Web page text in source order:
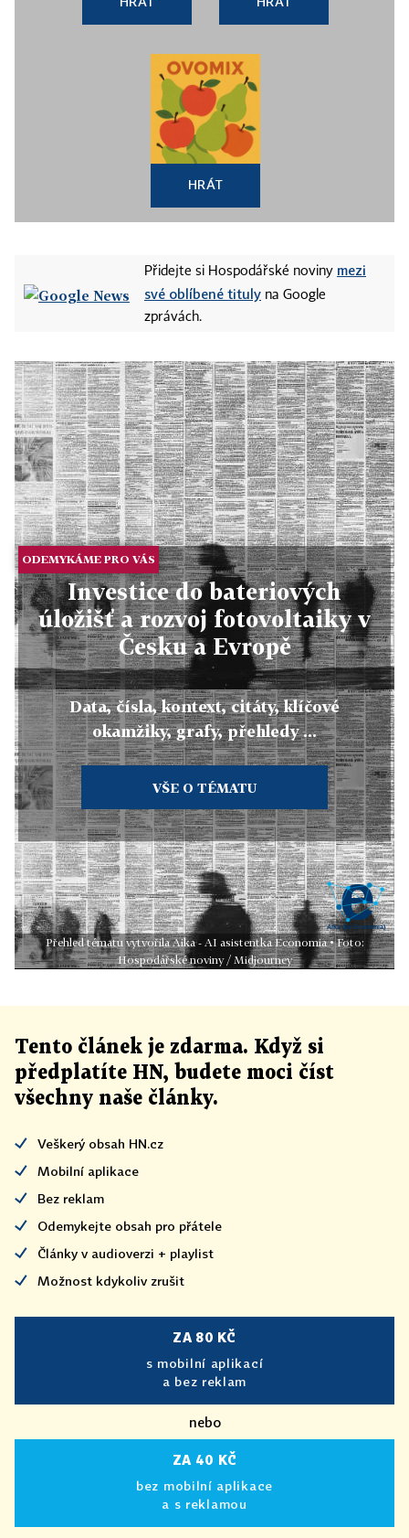
HRÁT
Přidejte si Hospodářské noviny mezi
své oblíbené tituly na Google
zprávách.
ODEMYKÁME PRO VÁS
Investice do bateriových
úložišť a rozvoj fotovoltaiky v
Česku a Evropě
Data, čísla, kontext, citáty, klíčové
okamžiky, grafy, přehledy ...
VŠE O TÉMATU
Přehled tématu vytvořila Aika - AI asistentka Economia • Foto:
Hospodářské noviny / Midjourney
Tento článek je zdarma. Když si
předplatíte HN, budete moci číst
všechny naše články.
Veškerý obsah HN.cz
Mobilní aplikace
Bez reklam
Odemykejte obsah pro přátele
Články v audioverzi + playlist
Možnost kdykoliv zrušit
ZA 80 KČ
s mobilní aplikací
a bez reklam
nebo
ZA 40 KČ
bez mobilní aplikace
a s reklamou